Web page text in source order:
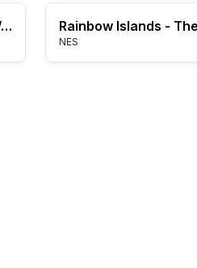
Sonic The Hedgehog (World) (v1.1)
NES